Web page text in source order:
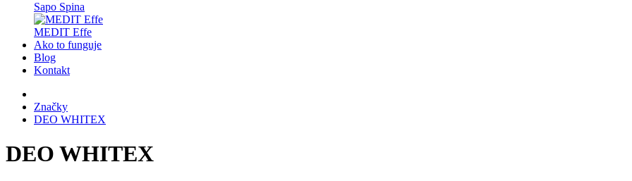
Sapo Spina
MEDIT Effe
Ako to funguje
Blog
Kontakt
Značky
DEO WHITEX
DEO WHITEX